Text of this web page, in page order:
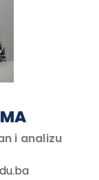
i analizu